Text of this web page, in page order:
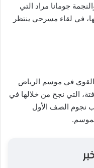
جومانا مراد التي
في لقاء مسرحي ينتظر
في موسم الرياض
التي نجح من خلالها في
نجوم الصف الأول